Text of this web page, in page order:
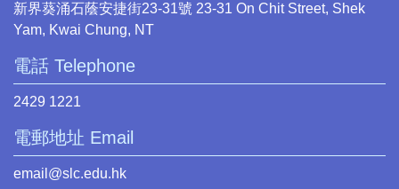
新界葵涌石蔭安捷街23-31號 23-31 On Chit Street, Shek
Yam, Kwai Chung, NT
電話 Telephone
2429 1221
電郵地址 Email
email@slc.edu.hk